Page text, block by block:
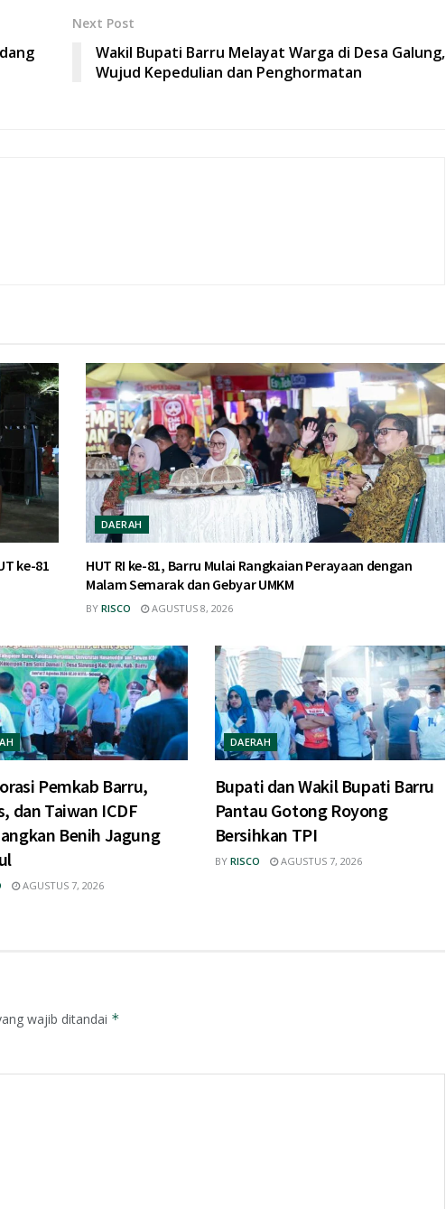
Next Post
Wakil Bupati Barru Melayat Warga di Desa Galung,
Wujud Kepedulian dan Penghormatan
ke-81
DAERAH
HUT RI ke-81, Barru Mulai Rangkaian Perayaan dengan
Malam Semarak dan Gebyar UMKM
BY RISCO AGUSTUS 8, 2026
Pemkab Barru,
dan Taiwan ICDF
Benih Jagung
AGUSTUS 7, 2026
DAERAH
Bupati dan Wakil Bupati Barru
Pantau Gotong Royong
Bersihkan TPI
BY RISCO AGUSTUS 7, 2026
wajib ditandai *